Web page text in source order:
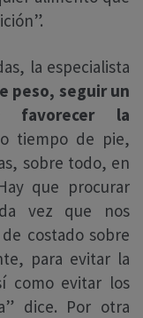
la especialista
peso, seguir un
la
tiempo de pie,
sobre todo, en
que procurar
vez que nos
costado sobre
para evitar la
como evitar los
dice. Por otra